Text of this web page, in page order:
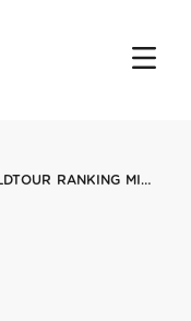
WOMEN S WORLDTOUR RANKING MIN BRUGGE MIN DE PANNE 22032018 DE PANNE